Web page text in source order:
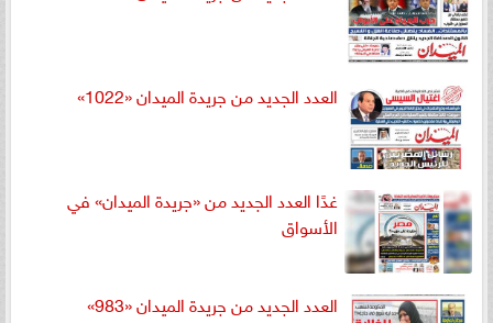
العدد الجديد من جريدة الميدان «1022»
غدًا العدد الجديد من «جريدة الميدان» في
الأسواق
العدد الجديد من جريدة الميدان «983»